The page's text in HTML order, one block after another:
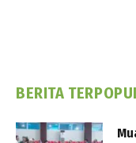
BERITA